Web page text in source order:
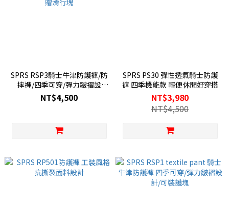
SPRS RSP3騎士牛津防護褲/防
摔褲/四季可穿/彈力皺褶設
計/AQUA-X 網眼耐磨布料/吸濕
排汗內裡/輕量高密布料/透氣耐
NT$4,500
SPRS PS30 彈性透氣騎士防護
褲 四季機能款 輕便休閒好穿搭
NT$3,980
NT$4,500